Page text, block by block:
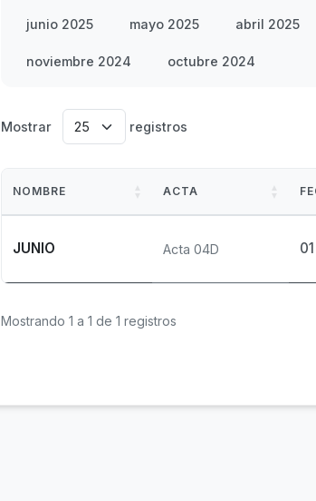
junio 2025 mayo 2025 abril 2025
noviembre 2024 octubre 2024
Mostrar registros
NOMBRE ACTA
JUNIO Acta 04D
Mostrando 1 a 1 de 1 registros